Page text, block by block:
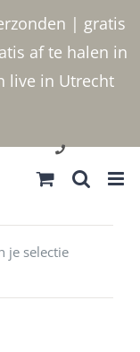
| gratis
af te halen in
live in Utrecht
030 2400000
je selectie